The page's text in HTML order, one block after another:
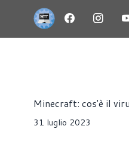
Minecraft: cos'è il
31 luglio 2023